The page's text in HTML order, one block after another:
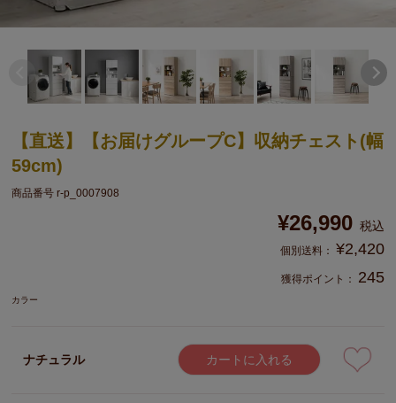
【直送】【お届けグループC】収納チェスト(幅
59cm)
商品番号 r-p_0007908
¥26,990 税込
¥2,420
獲得ポイント： 245
カラー
ナチュラル カートに入れる